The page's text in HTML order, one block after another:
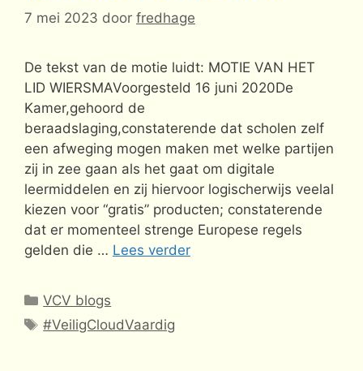
7 mei 2023 door fredhage
De tekst van de motie luidt: MOTIE VAN HET
LID WIERSMAVoorgesteld 16 juni 2020De
Kamer,gehoord de
beraadslaging,constaterende dat scholen zelf
een afweging mogen maken met welke partijen
zij in zee gaan als het gaat om digitale
leermiddelen en zij hiervoor logischerwijs veelal
kiezen voor “gratis” producten; constaterende
dat er momenteel strenge Europese regels
gelden die … Lees verder
Categorieën
VCV blogs
Tags
#VeiligCloudVaardig